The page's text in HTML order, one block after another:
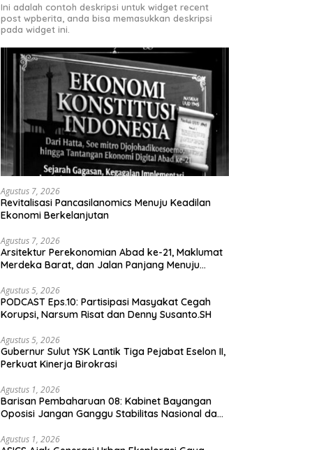
Ini adalah contoh deskripsi untuk widget recent
post wpberita, anda bisa memasukkan deskripsi
pada widget ini.
Agustus 7, 2026
Revitalisasi Pancasilanomics Menuju Keadilan
Ekonomi Berkelanjutan
Agustus 7, 2026
Arsitektur Perekonomian Abad ke-21, Maklumat
Merdeka Barat, dan Jalan Panjang Menuju
Agustus 5, 2026
PODCAST Eps.10: Partisipasi Masyakat Cegah
Korupsi, Narsum Risat dan Denny Susanto.SH
Agustus 5, 2026
Gubernur Sulut YSK Lantik Tiga Pejabat Eselon II,
Perkuat Kinerja Birokrasi
Agustus 1, 2026
Barisan Pembaharuan 08: Kabinet Bayangan
Oposisi Jangan Ganggu Stabilitas Nasional dan
Agustus 1, 2026